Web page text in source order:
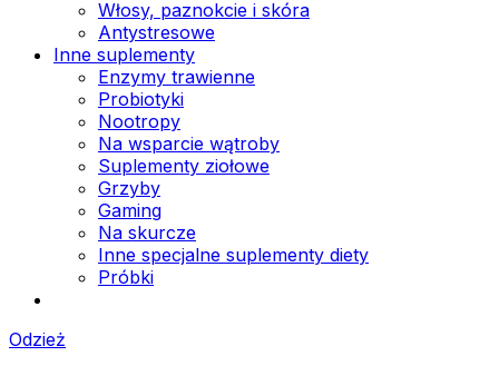
Włosy, paznokcie i skóra
Antystresowe
Inne suplementy
Enzymy trawienne
Probiotyki
Nootropy
Na wsparcie wątroby
Suplementy ziołowe
Grzyby
Gaming
Na skurcze
Inne specjalne suplementy diety
Próbki
Odzież